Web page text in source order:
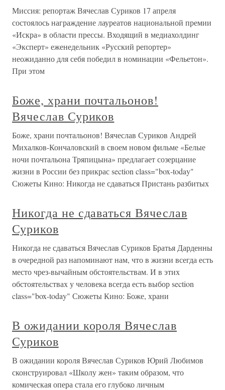
Миссия: репортаж Вячеслав Суриков 17 апреля
состоялось награждение лауреатов национальной премии
«Искра» в области прессы. Входящий в медиахолдинг
«Эксперт» еженедельник «Русский репортер»
неожиданно для себя победил в номинации «Фельетон».
При этом
Боже, храни почтальонов!
Вячеслав Суриков
Боже, храни почтальонов! Вячеслав Суриков Андрей
Михалков-Кончаловский в своем новом фильме «Белые
ночи почтальона Тряпицына» предлагает созерцание
жизни в России без прикрас section class="box-today"
Сюжеты Кино: Никогда не сдаваться Пристань разбитых
Никогда не сдаваться Вячеслав
Суриков
Никогда не сдаваться Вячеслав Суриков Братья Дарденны
в очередной раз напоминают нам, что в жизни всегда есть
место чрез-вычайным обстоятельствам. И в этих
обстоятельствах у человека всегда есть выбор section
class="box-today" Сюжеты Кино: Боже, храни
В ожидании короля Вячеслав
Суриков
В ожидании короля Вячеслав Суриков Юрий Любимов
сконструировал «Школу жен» таким образом, что
комическая опера стала его глубоко личным